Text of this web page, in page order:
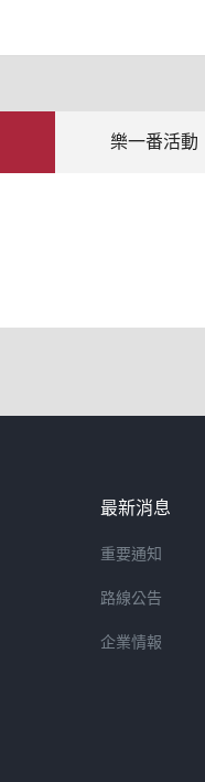
樂一番活動
最新消息
重要通知
路線公告
企業情報